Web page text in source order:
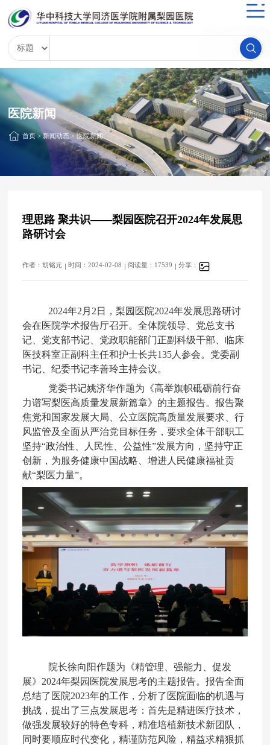
医院新闻
首页>新闻动态>医院新闻
理思路 聚共识——梨园医院召开2024年发展思
路研讨会
作者：胡铭元 时间：2024-02-08 阅读量：17539 分享：
2024年2 月 2 日，梨园医院2024年发展思路研讨
会在医院学术报告厅召开。全体院领导、党总支书
记、党支部书记、党政职能部门正副科级干部、临床
医技科室正副科主任和护士长共135 人参会。 党委副
书记、纪委书记李善玲主持会议。
党委书记姚济华作题为 《高举旗帜砥砺前行奋
力谱写梨医高质量发展新篇章》 的主题报告。报告聚
焦党和国家发展大局、公立医院高质量发展要求、行
风监管及全面从严治党目标任务，要求全体干部职工
坚持“政治性、人民性、公益性”发展方向，坚持守正
创新，为服务健康中国战略、增进人民健康福祉贡
献“梨医力量”。
院长徐向阳作题为 《精管理、强能力、促发
展》 2024年梨园医院发展思考的主题报告。报告全面
总结了医院2023年的工作 ，分析了 医院面临的机遇与
挑战 ，提出了三点发展思考：首先是精进医疗技术，
做强发展较好的特色专科，精准培植新技术新团队，
同时要顺应时代变化，精谨防范风险，精益求精狠抓